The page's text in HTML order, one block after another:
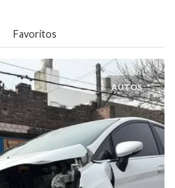
Favoritos
AUTOS